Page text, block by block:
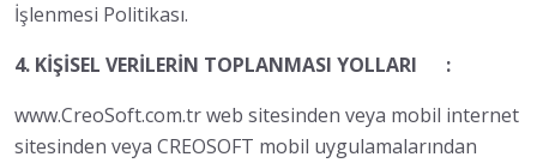
İşlenmesi Politikası.
4. KİŞİSEL VERİLERİN TOPLANMASI YOLLARI :
www.CreoSoft.com.tr web sitesinden veya mobil internet
sitesinden veya CREOSOFT mobil uygulamalarından